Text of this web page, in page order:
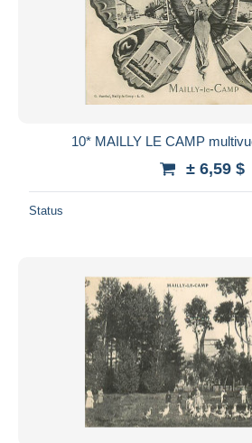
10* MAILLY LE CAMP
± 6,59 $
Status